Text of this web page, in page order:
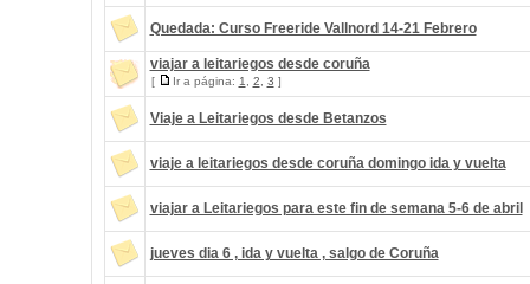
Quedada: Curso Freeride Vallnord 14-21 Febrero
viajar a leitariegos desde coruña
[ Ir a página: 1 2 3 ]
Viaje a Leitariegos desde Betanzos
viaje a leitariegos desde coruña domingo ida y vuelta
viajar a Leitariegos para este fin de semana 5-6 de abril
jueves dia 6 , ida y vuelta , salgo de Coruña